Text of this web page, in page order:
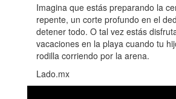
Imagina que estás preparando la
repente, un corte profundo en el
detener todo. O tal vez estás
vacaciones en la playa cuando tu
rodilla corriendo por la arena.
Lado.mx